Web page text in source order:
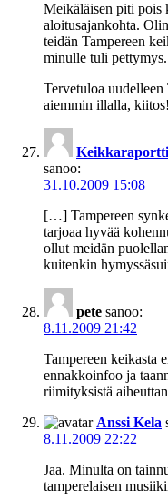
Meikäläisen piti pois
aloitusajankohta.
teidän Tampereen
minulle tuli pettymys.
Tervetuloa
aiemmin illalla, kiitos!
sanoo:
31.10.2009 15:08
[…] Tampereen
tarjoaa hyvää
ollut meidän
kuitenkin
pete sanoo:
8.11.2009 21:42
Tampereen keikasta
ennakkoinfoo ja
riimityksistä
Anssi Kela
8.11.2009 22:22
Jaa. Minulta on
tamperelaisen